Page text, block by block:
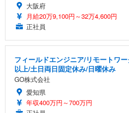
大阪府
月給20万9,100円～32万4,600円
正社員
フィールドエンジニア/リモートワ
以上/土日両日固定休み/日曜休み
GO株式会社
愛知県
年収400万円～700万円